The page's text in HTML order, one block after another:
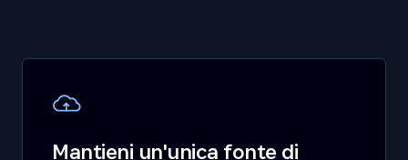
Mantieni un'unica fonte di